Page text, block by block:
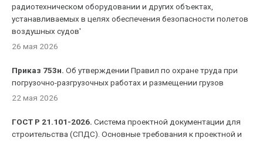
радиотехническом оборудовании и других объектах,
устанавливаемых в целях обеспечения безопасности полетов
воздушных судов'
26 мая 2026
Приказ 753н. Об утверждении Правил по охране труда при
погрузочно-разгрузочных работах и размещении грузов
22 мая 2026
ГОСТ Р 21.101-2026. Система проектной документации для
строительства (СПДС). Основные требования к проектной и